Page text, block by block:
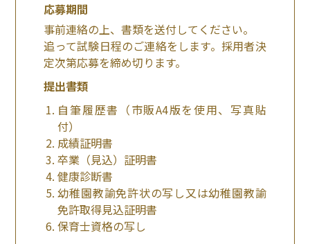
応募期間
事前連絡の上、書類を送付してください。
追って試験日程のご連絡をします。採用者決
定次第応募を締め切ります。
提出書類
自筆履歴書（市販A4版を使用、写真貼
付）
成績証明書
卒業（見込）証明書
健康診断書
幼稚園教諭免許状の写し又は幼稚園教諭
免許取得見込証明書
保育士資格の写し